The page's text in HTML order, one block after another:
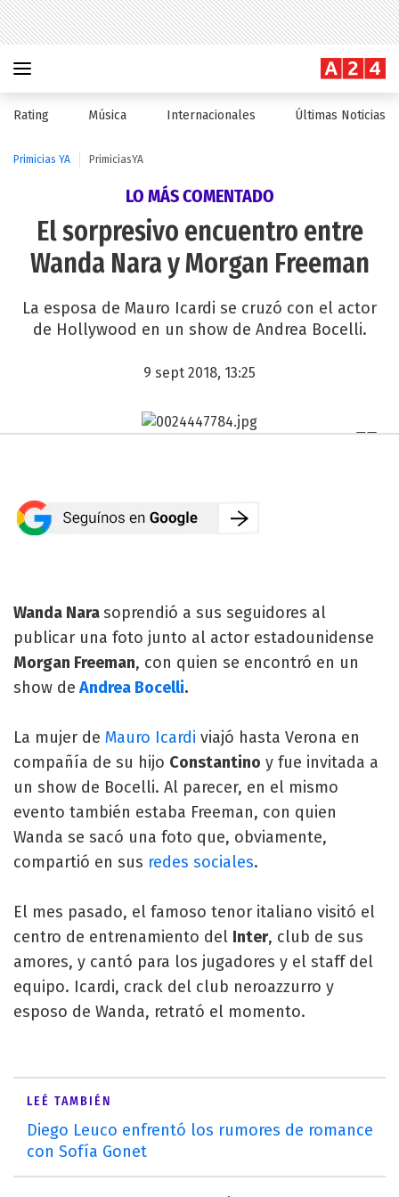
Rating Música Internacionales Últimas Noticias
Primicias YA PrimiciasYA
LO MÁS COMENTADO
El sorpresivo encuentro entre
Wanda Nara y Morgan Freeman
La esposa de Mauro Icardi se cruzó con el actor
de Hollywood en un show de Andrea Bocelli.
9 sept 2018, 13:25
Wanda Narasoprendió a sus seguidores al
publicar una foto junto al actor estadounidense
Morgan Freeman, con quien se encontró en un
show de Andrea Bocelli.
La mujer de Mauro Icardi viajó hasta Verona en
compañía de su hijo Constantino y fue invitada a
un show de Bocelli. Al parecer, en el mismo
evento también estaba Freeman, con quien
Wanda se sacó una foto que, obviamente,
compartió en sus redes sociales.
El mes pasado, el famoso tenor italiano visitó el
centro de entrenamiento del Inter, club de sus
amores, y cantó para los jugadores y el staff del
equipo. Icardi, crack del club neroazzurro y
esposo de Wanda, retrató el momento.
LEÉ TAMBIÉN
Diego Leuco enfrentó los rumores de romance
con Sofía Gonet